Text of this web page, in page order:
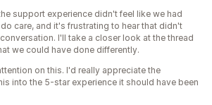
support experience didn't feel like we had
care, and it's frustrating to hear that didn't
I'll take a closer look at the thread
we could have done differently.
on this. I'd really appreciate the
into the 5-star experience it should have been